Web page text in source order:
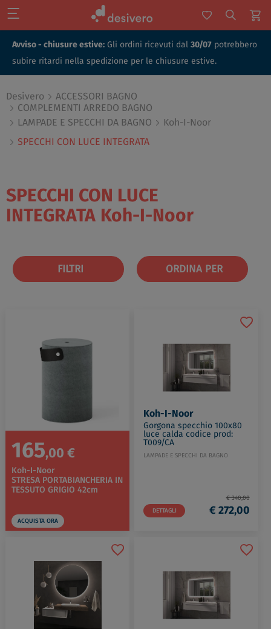
Avviso - chiusure estive: Gli ordini ricevuti dal 30/07 potrebbero
subire ritardi nella spedizione per le chiusure estive.
Desivero
ACCESSORI BAGNO
COMPLEMENTI ARREDO BAGNO
LAMPADE E SPECCHI DA BAGNO
Koh-I-Noor
SPECCHI CON LUCE INTEGRATA
SPECCHI CON LUCE
INTEGRATA Koh-I-Noor
FILTRI ORDINA PER
165,00 €
Koh-I-Noor
STRESA PORTABIANCHERIA IN
TESSUTO GRIGIO 42cm
ACQUISTA ORA
Koh-I-Noor
Gorgona specchio 100x80
luce calda codice prod:
T009/CA
LAMPADE E SPECCHI DA BAGNO
DETTAGLI
€ 340,00
€ 272,00